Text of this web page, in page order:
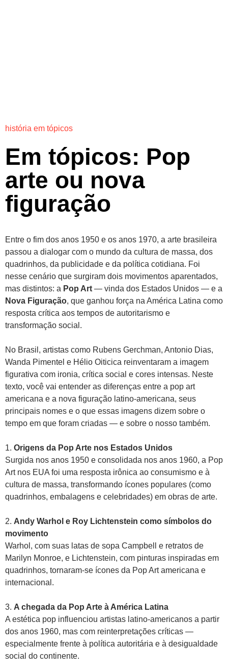
história em tópicos
Em tópicos: Pop
arte ou nova
figuração
Entre o fim dos anos 1950 e os anos 1970, a arte brasileira
passou a dialogar com o mundo da cultura de massa, dos
quadrinhos, da publicidade e da política cotidiana. Foi
nesse cenário que surgiram dois movimentos aparentados,
mas distintos: a Pop Art — vinda dos Estados Unidos — e a
Nova Figuração, que ganhou força na América Latina como
resposta crítica aos tempos de autoritarismo e
transformação social.
No Brasil, artistas como Rubens Gerchman, Antonio Dias,
Wanda Pimentel e Hélio Oiticica reinventaram a imagem
figurativa com ironia, crítica social e cores intensas. Neste
texto, você vai entender as diferenças entre a pop art
americana e a nova figuração latino-americana, seus
principais nomes e o que essas imagens dizem sobre o
tempo em que foram criadas — e sobre o nosso também.
1. Origens da Pop Arte nos Estados Unidos
Surgida nos anos 1950 e consolidada nos anos 1960, a Pop
Art nos EUA foi uma resposta irônica ao consumismo e à
cultura de massa, transformando ícones populares (como
quadrinhos, embalagens e celebridades) em obras de arte.
2. Andy Warhol e Roy Lichtenstein como símbolos do
movimento
Warhol, com suas latas de sopa Campbell e retratos de
Marilyn Monroe, e Lichtenstein, com pinturas inspiradas em
quadrinhos, tornaram-se ícones da Pop Art americana e
internacional.
3. A chegada da Pop Arte à América Latina
A estética pop influenciou artistas latino-americanos a partir
dos anos 1960, mas com reinterpretações críticas —
especialmente frente à política autoritária e à desigualdade
social do continente.